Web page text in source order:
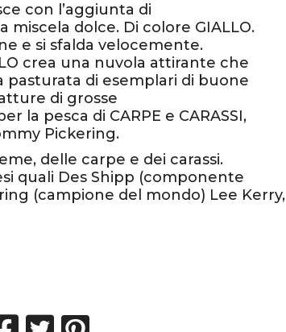
con l’aggiunta di
miscela dolce. Di colore GIALLO.
e si sfalda velocemente.
crea una nuvola attirante che
pasturata di esemplari di buone
di grosse
la pesca di CARPE e CARASSI,
Pickering.
delle carpe e dei carassi.
quali Des Shipp (componente
(campione del mondo) Lee Kerry,